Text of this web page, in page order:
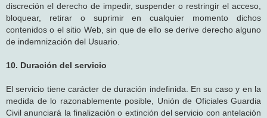
discreción el derecho de impedir, suspender o restringir el acceso,
bloquear, retirar o suprimir en cualquier momento dichos
contenidos o el sitio Web, sin que de ello se derive derecho alguno
de indemnización del Usuario.
10. Duración del servicio
El servicio tiene carácter de duración indefinida. En su caso y en la
medida de lo razonablemente posible, Unión de Oficiales Guardia
Civil anunciará la finalización o extinción del servicio con antelación